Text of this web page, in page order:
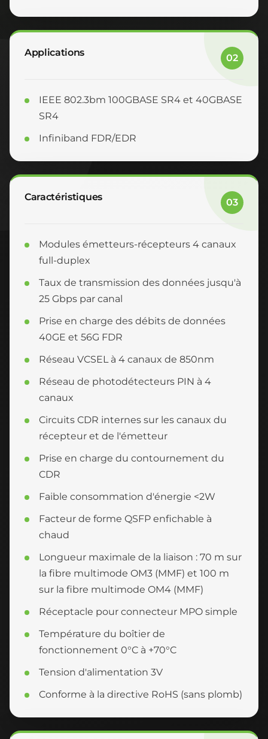
Applications 02
IEEE 802.3bm 100GBASE SR4 et 40GBASE
SR4
Infiniband FDR/EDR
Caractéristiques 03
Modules émetteurs-récepteurs 4 canaux
full-duplex
Taux de transmission des données jusqu'à
25 Gbps par canal
Prise en charge des débits de données
40GE et 56G FDR
Réseau VCSEL à 4 canaux de 850nm
Réseau de photodétecteurs PIN à 4
canaux
Circuits CDR internes sur les canaux du
récepteur et de l'émetteur
Prise en charge du contournement du
CDR
Faible consommation d'énergie <2W
Facteur de forme QSFP enfichable à
chaud
Longueur maximale de la liaison : 70 m sur
la fibre multimode OM3 (MMF) et 100 m
sur la fibre multimode OM4 (MMF)
Réceptacle pour connecteur MPO simple
Température du boîtier de
fonctionnement 0°C à +70°C
Tension d'alimentation 3V
Conforme à la directive RoHS (sans plomb)